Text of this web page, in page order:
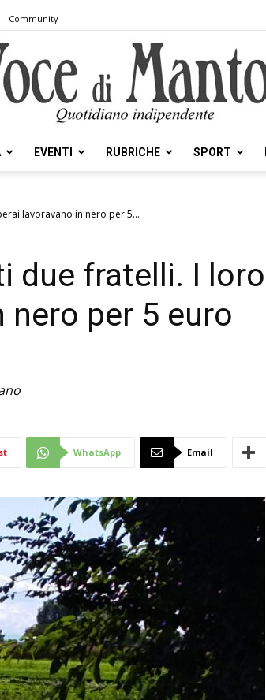
Community
Voce
EVENTI RUBRICHE SPORT
lavoravano in nero per 5...
due fratelli. I loro
nero per 5 euro
WhatsApp Email